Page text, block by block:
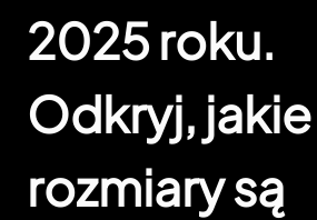
2025 roku.
Odkryj, jakie
rozmiary są